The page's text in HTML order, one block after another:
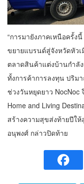
“การมายังภาคเหนือครั้ง
ขยายแบรนด์สู่จังหวัดหัวเ
ตลาดสินค้าแต่งบ้านกำลั
ทั้งการค้าการลงทุน ปริม
ช่วงวันหยุดยาว NocNoc
Home and Living
สร้างความสุขส่งท้ายปีใ
อนุพงศ์ กล่าวปิดท้าย